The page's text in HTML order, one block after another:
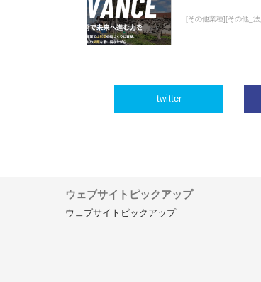
[その他業種][その他_
twitter
ウェブサイトピックアップ
ウェブサイトピックアップ